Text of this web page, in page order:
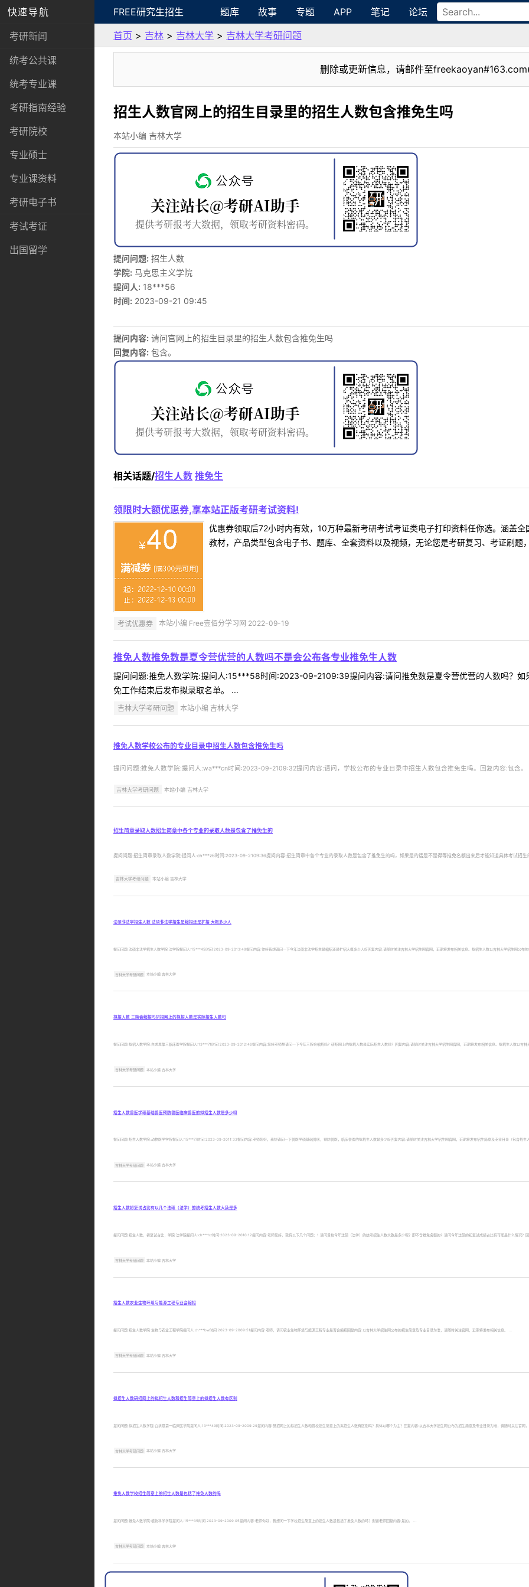
快速导航
考研新闻
统考公共课
统考专业课
考研指南经验
考研院校
专业硕士
专业课资料
考研电子书
考试考证
出国留学
FREE研究生招生 题库 故事 专题 APP 笔记 论坛
首页 > 吉林 > 吉林大学 > 吉林大学考研问题
删除或更新信息，请邮件至
招生人数官网上的招生目录里的招生人数包含推免生吗
本站小编 吉林大学
提问问题: 招生人数
学院: 马克思主义学院
提问人: 18***56
时间: 2023-09-21 09:45
提问内容: 请问官网上的招生目录里的招生人数包含推免生吗
回复内容: 包含。
相关话题/招生人数 推免生
领限时大额优惠券,享本站正版考研考试资料!
优惠券领取后72小时内有效，10万种最新考研考试考证类电子打印资料任你选。涵盖
教材，产品类型包含电子书、题库、全套资料以及视频，无论您是考研复习、考证刷
考试优惠券 本站小编 Free壹佰分学习网 2022-09-19
推免人数推免数是夏令营优营的人数吗不是会公布各专业推免生人数
提问问题:推免人数学院:提问人:15***58时间:2023-09-2109:39提问内容:请问推免数是夏令营优营的人数吗？如
免工作结束后发布拟录取名单。 ...
吉林大学考研问题 本站小编 吉林大学
推免人数学校公布的专业目录中招生人数包含推免生吗
提问问题:推免人数学院:提问人:wa***cn时间:2023-09-2109:32提问内容:请问，学校公布的专业目录中招生人数包含推免生吗。回复内容:包含。
吉林大学考研问题 本站小编 吉林大学
招生简章录取人数招生简章中各个专业的录取人数是包含了推免生的
提问问题:招生简章录取人数学院:提问人:ch***z6时间:2023-09-2109:36提问内容:招生简章中各个专业的录取人数是包含了推免生的吗，如果是的话是不是得等推免名额出来后才能知道具体考试招生
吉林大学考研问题 本站小编 吉林大学
法硕非法学招生人数 法硕非法学招生是缩招还是扩招 大概多少人
提问问题:法硕非法学招生人数学院:法学院提问人:15***45时间:2023-09-2013:49提问内容:你好我想请问一下今年法硕非法学招生是缩招还是扩招大概多少人呀回复内容:请随时关注吉林大学招生网官网，近期将发布相关信息。拟招生人数以吉林大学招生网公布的
吉林大学考研问题 本站小编 吉林大学
拟招人数 三院会缩招吗研招网上的拟招人数是实际招生人数吗
提问问题:拟招人数学院:白求恩第三临床医学院提问人:13***71时间:2023-09-2012:46提问内容:您好老师想请问一下今年三院会缩招吗？研招网上的拟招人数是实际招生人数吗？回复内容:请随时关注吉林大学招生网官网，近期将发布相关信息。拟招生人数以吉林
吉林大学考研问题 本站小编 吉林大学
招生人数兽医学硕基础兽医预防兽医临床兽医的拟招生人数是多少呀
提问问题:招生人数学院:动物医学学院提问人:15***77时间:2023-09-2011:33提问内容:老师您好，我想请问一下兽医学硕基础兽医，预防兽医，临床兽医的拟招生人数是多少呀回复内容:请随时关注吉林大学招生网官网，近期将发布招生简章及专业目录（包含招生
吉林大学考研问题 本站小编 吉林大学
招生人数初复试占比有以几个法硕（法学）的统考招生人数大致是多
提问问题:招生人数，初复试占比，学院:法学院提问人:ch***hz时间:2023-09-2010:12提问内容:老师您好，我有以下几个问题：1.请问贵校今年法硕（法学）的统考招生人数大致是多少呢？即不含推免名额的2.请问今年法硕的初复试成绩占比有可能是什么情况？回
吉林大学考研问题 本站小编 吉林大学
招生人数农业生物环境与能源工程专业会缩招
提问问题:招生人数学院:生物与农业工程学院提问人:ch***bw时间:2023-09-2009:51提问内容:老师，请问农业生物环境与能源工程专业是否会缩招回复内容:以吉林大学招生网公布的招生简章及专业目录为准，请随时关注官网，近期将发布相关信息。 ...
吉林大学考研问题 本站小编 吉林大学
拟招生人数研招网上的拟招生人数和招生简章上的拟招生人数有区别
提问问题:拟招生人数学院:白求恩第一临床医学院提问人:13***49时间:2023-09-2009:29提问内容:研招网上的拟招生人数和贵校招生简章上的拟招生人数有区别吗？具体以哪个为主？回复内容:以吉林大学招生网公布的招生简章及专业目录为准，请随时关注官网，
吉林大学考研问题 本站小编 吉林大学
推免人数学校招生简章上的招生人数是包括了推免人数的吗
提问问题:推免人数学院:植物科学学院提问人:15***35时间:2023-09-2009:05提问内容:老师你好，我想问一下学校招生简章上的招生人数是包括了推免人数的吗？谢谢老师回复内容:是的。 ...
吉林大学考研问题 本站小编 吉林大学